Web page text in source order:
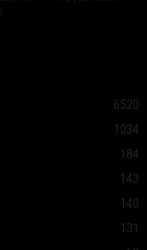
6520
1034
184
143
140
131